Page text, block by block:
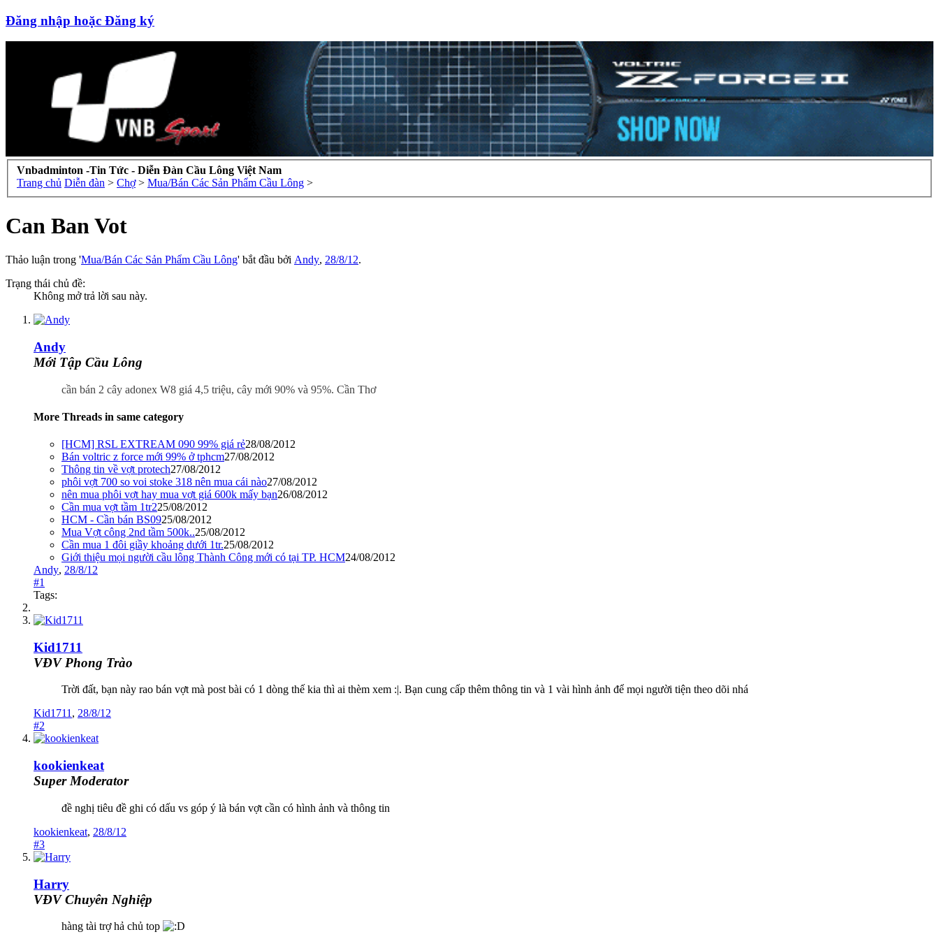
Đăng nhập hoặc Đăng ký
Vnbadminton -Tin Tức - Diễn Đàn Cầu Lông Việt Nam
Trang chủ Diễn đàn > Chợ > Mua/Bán Các Sản Phẩm Cầu Lông >
Can Ban Vot
Thảo luận trong 'Mua/Bán Các Sản Phẩm Cầu Lông' bắt đầu bởi Andy, 28/8/12.
Trạng thái chủ đề:
Không mở trả lời sau này.
Andy
Mới Tập Cầu Lông
cần bán 2 cây adonex W8 giá 4,5 triệu, cây mới 90% và 95%. Cần Thơ
More Threads in same category
[HCM] RSL EXTREAM 090 99% giá rẻ28/08/2012
Bán voltric z force mới 99% ở tphcm27/08/2012
Thông tin về vợt protech27/08/2012
phôi vợt 700 so voi stoke 318 nên mua cái nào27/08/2012
nên mua phôi vợt hay mua vợt giá 600k mấy bạn26/08/2012
Cần mua vợt tầm 1tr225/08/2012
HCM - Cần bán BS0925/08/2012
Mua Vợt công 2nd tầm 500k..25/08/2012
Cần mua 1 đôi giầy khoảng dưới 1tr.25/08/2012
Giới thiệu mọi người cầu lông Thành Công mới có tại TP. HCM24/08/2012
Andy, 28/8/12
#1
Tags:
Kid1711
VĐV Phong Trào
Trời đất, bạn này rao bán vợt mà post bài có 1 dòng thế kia thì ai thèm xem :|. Bạn cung cấp thêm thông tin và 1 vài hình ảnh để mọi người tiện theo dõi nhá
Kid1711, 28/8/12
#2
kookienkeat
Super Moderator
đề nghị tiêu đề ghi có dấu vs góp ý là bán vợt cần có hình ảnh và thông tin
kookienkeat, 28/8/12
#3
Harry
VĐV Chuyên Nghiệp
hàng tài trợ hả chủ top